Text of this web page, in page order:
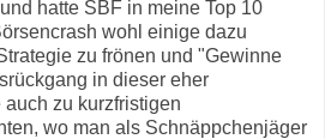
hatte SBF in meine Top 10
wohl einige dazu
zu frönen und "Gewinne
in dieser eher
auch zu kurzfristigen
wo man als Schnäppchenjäger